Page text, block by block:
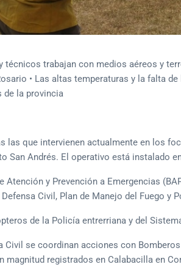
técnicos trabajan con medios aéreos y
• Las altas temperaturas y la falta
de la provincia
las que intervienen actualmente en los
San Andrés. El operativo está instalado
Atención y Prevención a Emergencias
Civil, Plan de Manejo del Fuego y
de la Policía entrerriana y del
Civil se coordinan acciones con
magnitud registrados en Calabacilla en